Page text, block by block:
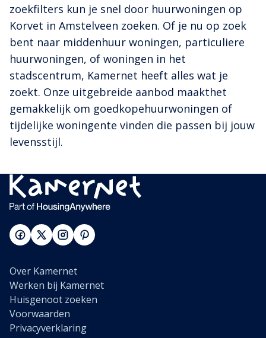
zoekfilters kun je snel door huurwoningen op
Korvet in Amstelveen zoeken. Of je nu op zoek
bent naar middenhuur woningen, particuliere
huurwoningen, of woningen in het
stadscentrum, Kamernet heeft alles wat je
zoekt. Onze uitgebreide aanbod maakthet
gemakkelijk om goedkopehuurwoningen of
tijdelijke woningente vinden die passen bij jouw
levensstijl.
Over Kamernet
Werken bij Kamernet
Huisgenoot zoeken
Voorwaarden
Privacyverklaring